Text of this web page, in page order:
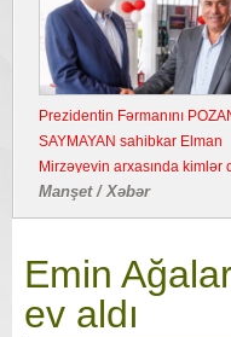
Prezidentin Fərmanını
SAYMAYAN sahibkar Elman
Mirzəyevin arxasında kimlər
Kənd təsərrüfatı təyinatlı
fəaliyyət göstərən YDM
Manşet / Xəbər
Emin
ev aldı